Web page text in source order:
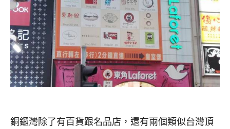
銅鑼灣除了有百貨跟名品店，還有兩個類似台灣頂